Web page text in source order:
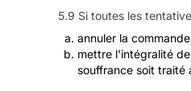
5.9 Si toutes les
annuler la
mettre l'intégralité
souffrance soit traité